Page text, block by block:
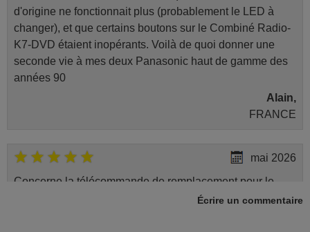
d'origine ne fonctionnait plus (probablement le LED à
changer), et que certains boutons sur le Combiné Radio-
K7-DVD étaient inopérants. Voilà de quoi donner une
seconde vie à mes deux Panasonic haut de gamme des
années 90
Alain,
FRANCE
mai 2026
Concerne la télécommande de remplacement pour le
vidéo projecteur Wimius P20. Un avis provisoire avait été
Écrire un commentaire